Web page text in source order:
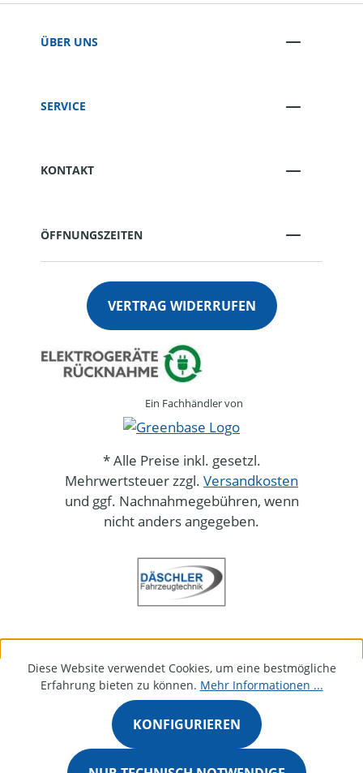
ÜBER UNS
SERVICE
KONTAKT
ÖFFNUNGSZEITEN
VERTRAG WIDERRUFEN
Ein Fachhändler von
* Alle Preise inkl. gesetzl.
Mehrwertsteuer zzgl. Versandkosten
und ggf. Nachnahmegebühren, wenn
nicht anders angegeben.
Diese Website verwendet Cookies, um eine bestmögliche
Erfahrung bieten zu können. Mehr Informationen ...
KONFIGURIEREN